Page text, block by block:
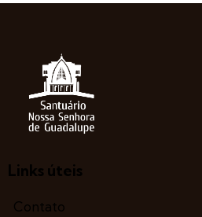
Links úteis
Contato